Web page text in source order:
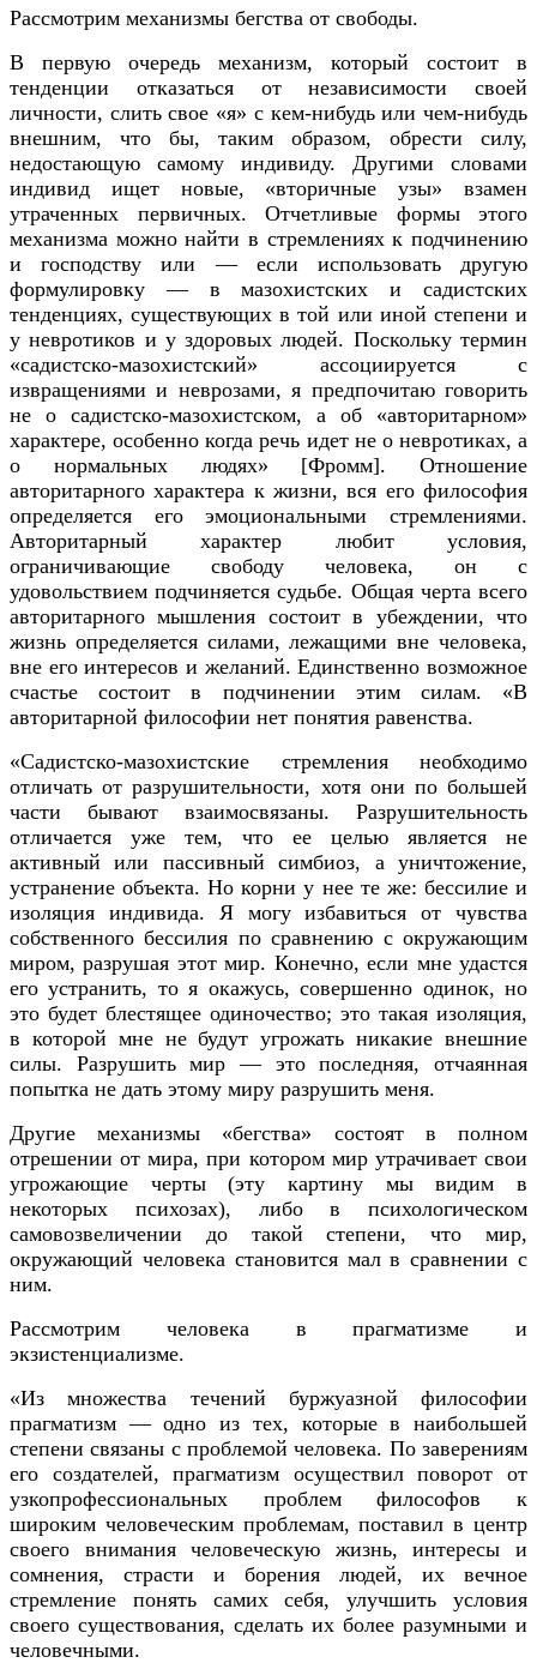
Рассмотрим механизмы бегства от свободы.
В первую очередь механизм, который состоит в
тенденции отказаться от независимости своей
личности, слить свое «я» с кем-нибудь или чем-нибудь
внешним, что бы, таким образом, обрести силу,
недостающую самому индивиду. Другими словами
индивид ищет новые, «вторичные узы» взамен
утраченных первичных. Отчетливые формы этого
механизма можно найти в стремлениях к подчинению
и господству или — если использовать другую
формулировку — в мазохистских и садистских
тенденциях, существующих в той или иной степени и
у невротиков и у здоровых людей. Поскольку термин
«садистско-мазохистский» ассоциируется с
извращениями и неврозами, я предпочитаю говорить
не о садистско-мазохистском, а об «авторитарном»
характере, особенно когда речь идет не о невротиках, а
о нормальных людях» [Фромм]. Отношение
авторитарного характера к жизни, вся его философия
определяется его эмоциональными стремлениями.
Авторитарный характер любит условия,
ограничивающие свободу человека, он с
удовольствием подчиняется судьбе. Общая черта всего
авторитарного мышления состоит в убеждении, что
жизнь определяется силами, лежащими вне человека,
вне его интересов и желаний. Единственно возможное
счастье состоит в подчинении этим силам. «В
авторитарной философии нет понятия равенства.
«Садистско-мазохистские стремления необходимо
отличать от разрушительности, хотя они по большей
части бывают взаимосвязаны. Разрушительность
отличается уже тем, что ее целью является не
активный или пассивный симбиоз, а уничтожение,
устранение объекта. Но корни у нее те же: бессилие и
изоляция индивида. Я могу избавиться от чувства
собственного бессилия по сравнению с окружающим
миром, разрушая этот мир. Конечно, если мне удастся
его устранить, то я окажусь, совершенно одинок, но
это будет блестящее одиночество; это такая изоляция,
в которой мне не будут угрожать никакие внешние
силы. Разрушить мир — это последняя, отчаянная
попытка не дать этому миру разрушить меня.
Другие механизмы «бегства» состоят в полном
отрешении от мира, при котором мир утрачивает свои
угрожающие черты (эту картину мы видим в
некоторых психозах), либо в психологическом
самовозвеличении до такой степени, что мир,
окружающий человека становится мал в сравнении с
ним.
Рассмотрим человека в прагматизме и
экзистенциализме.
«Из множества течений буржуазной философии
прагматизм — одно из тех, которые в наибольшей
степени связаны с проблемой человека. По заверениям
его создателей, прагматизм осуществил поворот от
узкопрофессиональных проблем философов к
широким человеческим проблемам, поставил в центр
своего внимания человеческую жизнь, интересы и
сомнения, страсти и борения людей, их вечное
стремление понять самих себя, улучшить условия
своего существования, сделать их более разумными и
человечными.